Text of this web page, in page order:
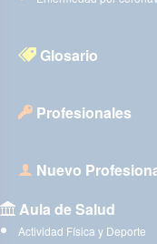
Glosario
Profesionales
Nuevo
Aula de Salud
Actividad Física y Deporte